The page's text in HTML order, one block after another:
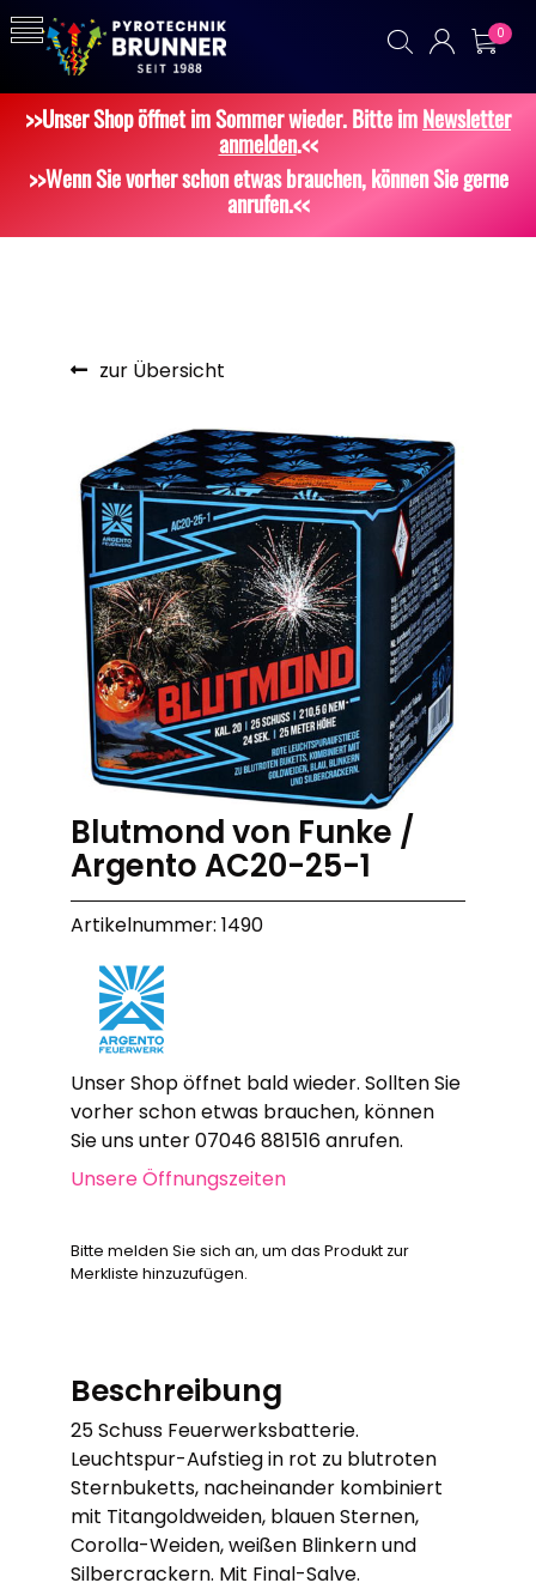
0
>>Unser Shop öffnet im Sommer wieder. Bitte imNewsletter
anmelden.<<
>>Wenn Sie vorher schon etwas brauchen, können Sie gerne
anrufen.<<
zur Übersicht
Blutmond von Funke /
Argento AC20-25-1
Artikelnummer: 1490
Unser Shop öffnet bald wieder. Sollten Sie
vorher schon etwas brauchen, können
Sie uns unter 07046 881516 anrufen.
Unsere Öffnungszeiten
Bitte melden Sie sich an, um das Produkt zur
Merkliste hinzuzufügen.
Beschreibung
25 Schuss Feuerwerksbatterie.
Leuchtspur-Aufstieg in rot zu blutroten
Sternbuketts, nacheinander kombiniert
mit Titangoldweiden, blauen Sternen,
Corolla-Weiden, weißen Blinkern und
Silbercrackern. Mit Final-Salve.